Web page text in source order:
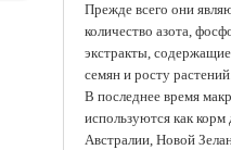
Прежде всего они
количество азота,
экстракты,
семян и росту
В последнее время
используются как
Австралии, Новой